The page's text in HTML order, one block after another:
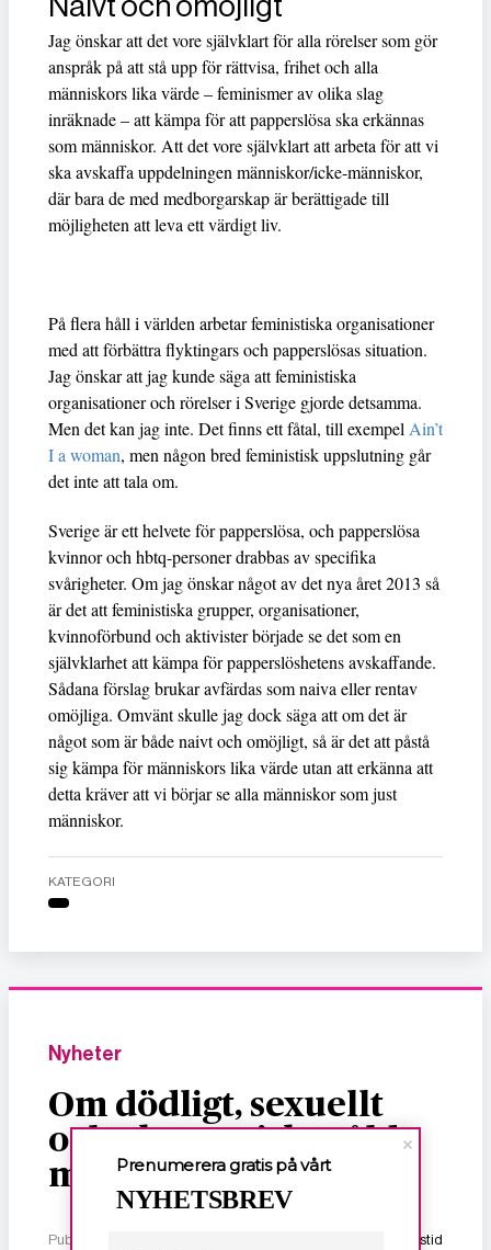
Jag önskar att det vore självklart för alla rörelser som gör
anspråk på att stå upp för rättvisa, frihet och alla
människors lika värde – feminismer av olika slag
inräknade – att kämpa för att papperslösa ska erkännas
som människor. Att det vore självklart att arbeta för att vi
ska avskaffa uppdelningen människor/icke-människor,
där bara de med medborgarskap är berättigade till
möjligheten att leva ett värdigt liv.
På flera håll i världen arbetar feministiska organisationer
med att förbättra flyktingars och papperslösas situation.
Jag önskar att jag kunde säga att feministiska
organisationer och rörelser i Sverige gjorde detsamma.
Men det kan jag inte. Det finns ett fåtal, till exempel Ain’t
I a woman, men någon bred feministisk uppslutning går
det inte att tala om.
Sverige är ett helvete för papperslösa, och papperslösa
kvinnor och hbtq-personer drabbas av specifika
svårigheter. Om jag önskar något av det nya året 2013 så
är det att feministiska grupper, organisationer,
kvinnoförbund och aktivister började se det som en
självklarhet att kämpa för papperslöshetens avskaffande.
Sådana förslag brukar avfärdas som naiva eller rentav
omöjliga. Omvänt skulle jag dock säga att om det är
något som är både naivt och omöjligt, så är det att påstå
sig kämpa för människors lika värde utan att erkänna att
detta kräver att vi börjar se alla människor som just
människor.
KATEGORI
Nyheter
Om dödligt, sexuellt
och ekonomiskt våld
mot kvinnor
Publicerad 2 januari, 2026 1 min lästid
Prenumerera gratis på vårt
NYHETSBREV